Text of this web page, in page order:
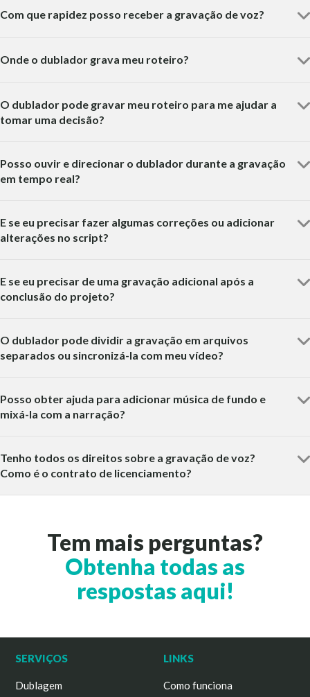
Com que rapidez posso receber a gravação de voz?
Onde o dublador grava meu roteiro?
O dublador pode gravar meu roteiro para me ajudar a
tomar uma decisão?
Posso ouvir e direcionar o dublador durante a gravação
em tempo real?
E se eu precisar fazer algumas correções ou adicionar
alterações no script?
E se eu precisar de uma gravação adicional após a
conclusão do projeto?
O dublador pode dividir a gravação em arquivos
separados ou sincronizá-la com meu vídeo?
Posso obter ajuda para adicionar música de fundo e
mixá-la com a narração?
Tenho todos os direitos sobre a gravação de voz?
Como é o contrato de licenciamento?
Tem mais perguntas?
Obtenha todas as
respostas aqui!
SERVIÇOS
Dublagem
LINKS
Como funciona